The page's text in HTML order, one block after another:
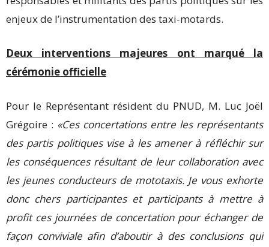
enjeux de l’instrumentation des taxi-motards.
Deux interventions majeures ont marqué la
cérémonie officielle
Pour le Représentant résident du PNUD, M. Luc Joël
Grégoire : «Ces concertations entre les représentants
des partis politiques vise à les amener à réfléchir sur
les conséquences résultant de leur collaboration avec
les jeunes conducteurs de mototaxis. Je vous exhorte
donc chers participantes et participants à mettre à
profit ces journées de concertation pour échanger de
façon conviviale afin d’aboutir à des conclusions qui